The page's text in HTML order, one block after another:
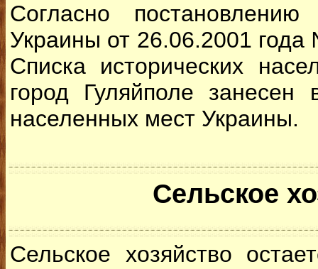
Согласно
Украины от 26.06.2001
Списка исторических
город Гуляйполе занесен
населенных мест Украины.
Сельское
Сельское хозяйство